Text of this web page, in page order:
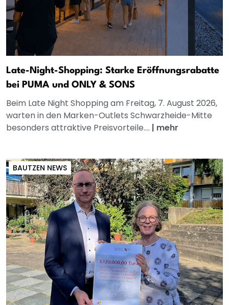
Late-Night-Shopping: Starke Eröffnungsrabatte
bei PUMA und ONLY & SONS
Beim Late Night Shopping am Freitag, 7. August 2026,
warten in den Marken-Outlets Schwarzheide-Mitte
besonders attraktive Preisvorteile.... | mehr
BAUTZEN NEWS